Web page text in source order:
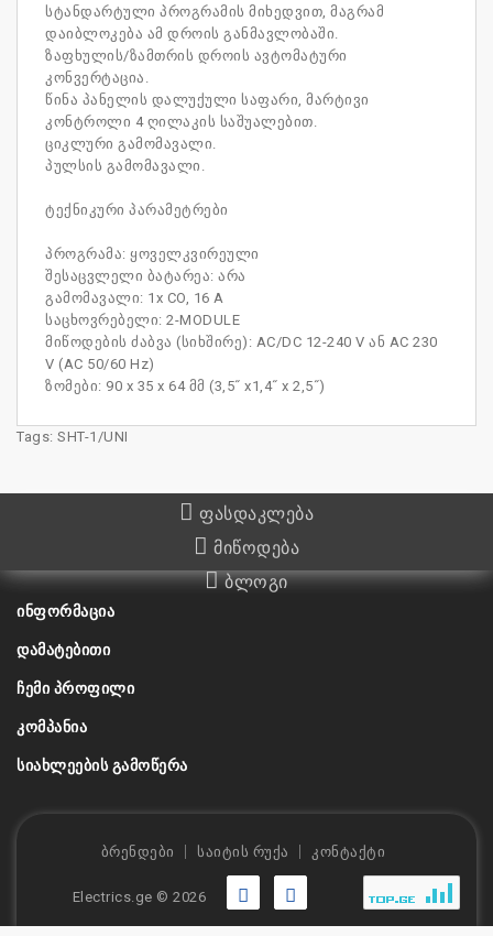
სტანდარტული პროგრამის მიხედვით, მაგრამ
დაიბლოკება ამ დროის განმავლობაში.
ზაფხულის/ზამთრის დროის ავტომატური
კონვერტაცია.
წინა პანელის დალუქული საფარი, მარტივი
კონტროლი 4 ღილაკის საშუალებით.
ციკლური გამომავალი.
პულსის გამომავალი.
ტექნიკური პარამეტრები
პროგრამა: ყოველკვირეული
შესაცვლელი ბატარეა: არა
გამომავალი: 1x CO, 16 A
საცხოვრებელი: 2-MODULE
მიწოდების ძაბვა (სიხშირე): AC/DC 12-240 V ან AC 230
V (AC 50/60 Hz)
ზომები: 90 x 35 x 64 მმ (3,5˝ x1,4˝ x 2,5˝)
Tags: SHT-1/UNI
ფასდაკლება
მიწოდება
ბლოგი
ᲘᲜᲤᲝᲠᲛᲐᲪᲘᲐ
ᲓᲐᲛᲐᲢᲔᲑᲘᲗᲘ
ᲩᲔᲛᲘ ᲞᲠᲝᲤᲘᲚᲘ
ᲙᲝᲛᲞᲐᲜᲘᲐ
ᲡᲘᲐᲮᲚᲔᲔᲑᲘᲡ ᲒᲐᲛᲝᲬᲔᲠᲐ
ბრენდები საიტის რუქა კონტაქტი
Electrics.ge © 2026